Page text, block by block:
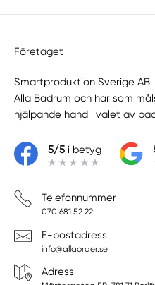
Företaget
Smartproduktion Sverige AB
Alla Badrum och har som
hjälpande hand i valet av
5/5i betyg
Telefonnummer
070 681 52 22
E-postadress
info@allaorder.se
Adress